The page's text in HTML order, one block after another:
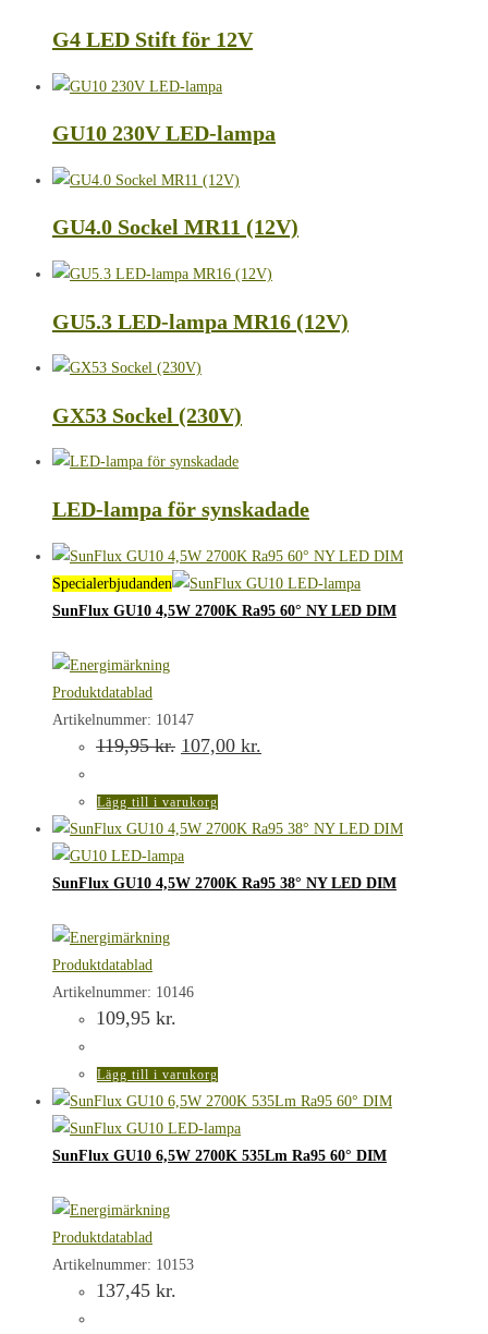
G4 LED Stift för 12V
GU10 230V LED-lampa
GU4.0 Sockel MR11 (12V)
GU5.3 LED-lampa MR16 (12V)
GX53 Sockel (230V)
LED-lampa för synskadade
Specialerbjudanden
SunFlux GU10 4,5W 2700K Ra95 60° NY LED DIM
Produktdatablad
Artikelnummer: 10147
119,95kr. Det
ursprungliga
var:
119,95 kr..
107,00 kr.
nuvarande
107,00 kr..
Lägg till i varukorg
SunFlux GU10 4,5W 2700K Ra95 38° NY LED DIM
Produktdatablad
Artikelnummer: 10146
109,95 kr.
Lägg till i varukorg
SunFlux GU10 6,5W 2700K 535Lm Ra95 60° DIM
Produktdatablad
Artikelnummer: 10153
137,45 kr.